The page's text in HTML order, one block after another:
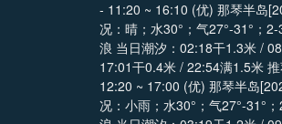
- 11:20 ~ 16:10 (优) 那琴半岛[2026-8-11] 天气情
况：晴；水30°；气27°-31°；
浪 当日潮汐：02:18干1.3米 /
17:01干0.4米 / 22:54满1.5米
12:20 ~ 17:00 (优) 那琴半岛[2026-8-12] 天气情
况：小雨；水30°；气27°-31°